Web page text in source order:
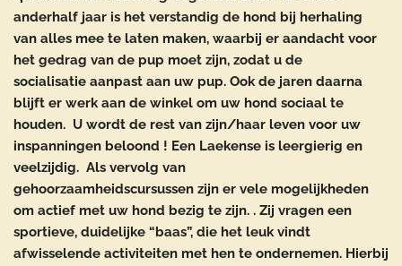
anderhalf jaar is het verstandig de hond bij herhaling
van alles mee te laten maken, waarbij er aandacht voor
het gedrag van de pup moet zijn, zodat u de
socialisatie aanpast aan uw pup. Ook de jaren daarna
blijft er werk aan de winkel om uw hond sociaal te
houden. U wordt de rest van zijn/haar leven voor uw
inspanningen beloond ! Een Laekense is leergierig en
veelzijdig. Als vervolg van
gehoorzaamheidscursussen zijn er vele mogelijkheden
om actief met uw hond bezig te zijn. . Zij vragen een
sportieve, duidelijke “baas”, die het leuk vindt
afwisselende activiteiten met hen te ondernemen. Hierbij